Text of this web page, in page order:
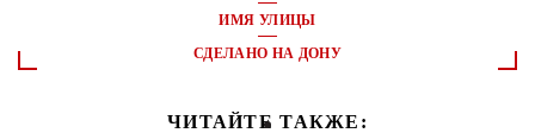
ИМЯ УЛИЦЫ
СДЕЛАНО НА ДОНУ
ЧИТАЙТЕ ТАКЖЕ: